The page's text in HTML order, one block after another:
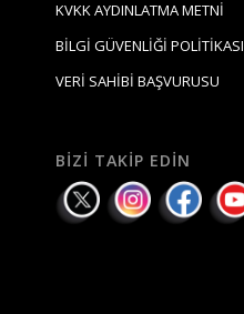
KVKK AYDINLATMA METNİ
BİLGİ GÜVENLİĞİ POLİTİKASI
VERİ SAHİBİ BAŞVURUSU
BIZI TAKIP EDIN